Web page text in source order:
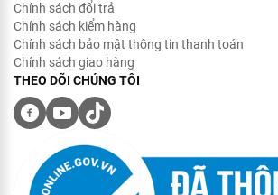
Chính sách đổi trả
Chính sách kiểm hàng
Chính sách bảo mật thông tin thanh toán
Chính sách giao hàng
THEO DÕI CHÚNG TÔI